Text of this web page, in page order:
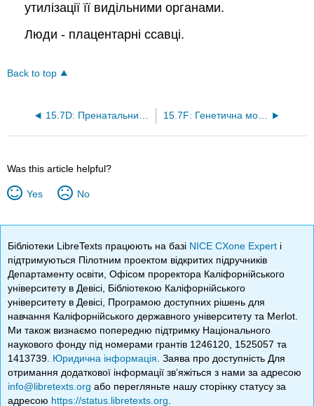
утилізації її видільними органами.
Люди - плацентарні ссавці.
Back to top
15.7D: Пренатальний скринінг 15.7F: Генетична мозаїка
Was this article helpful?
Yes No
Бібліотеки LibreTexts працюють на базі NICE CXone Expert і
підтримуються Пілотним проектом відкритих підручників
Департаменту освіти, Офісом проректора Каліфорнійського
університету в Девісі, Бібліотекою Каліфорнійського
університету в Девісі, Програмою доступних рішень для
навчання Каліфорнійського державного університету та Merlot.
Ми також визнаємо попередню підтримку Національного
наукового фонду під номерами грантів 1246120, 1525057 та
1413739. Юридична інформація . Заява про доступність Для
отримання додаткової інформації зв’яжіться з нами за адресою
info@libretexts.org або перегляньте нашу сторінку статусу за
адресою https://status.libretexts.org